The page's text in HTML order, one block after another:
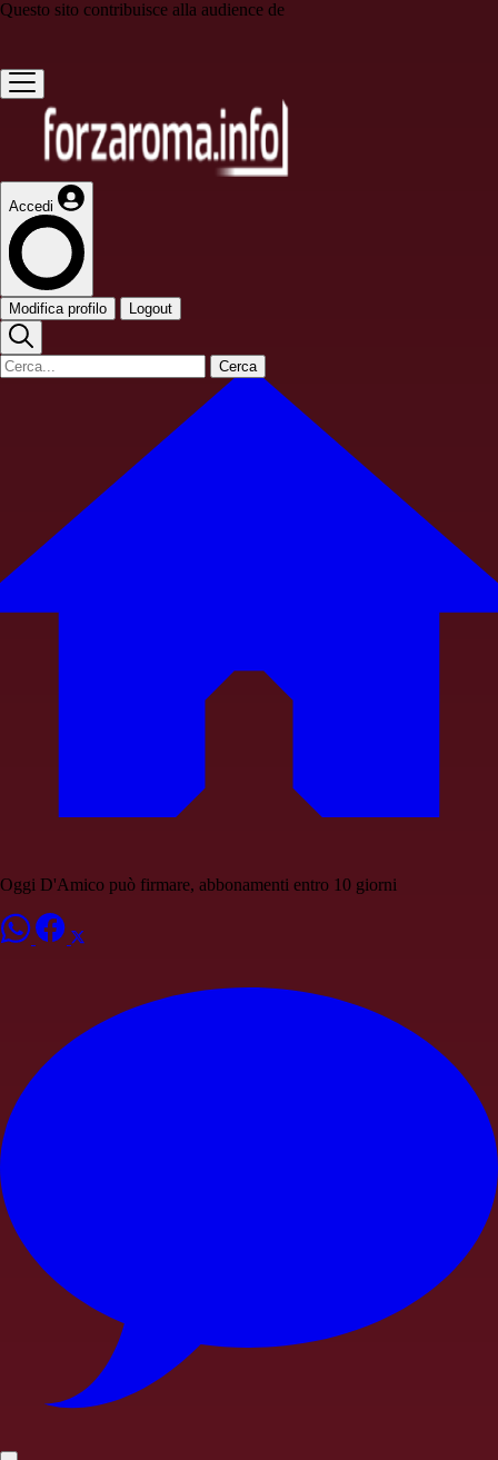
Questo sito contribuisce alla audience de
Accedi
Modifica profilo Logout
Cerca
Oggi D'Amico può firmare, abbonamenti entro 10 giorni